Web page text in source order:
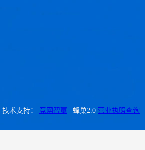
技术支持： 竞网智赢 蜂巢2.0 营业执照查询